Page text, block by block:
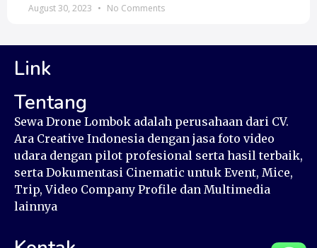
August 30, 2023 No Comments
Link
Tentang
Sewa Drone Lombok adalah perusahaan dari CV.
Ara Creative Indonesia dengan jasa foto video
udara dengan pilot profesional serta hasil terbaik,
serta Dokumentasi Cinematic untuk Event, Mice,
Trip, Video Company Profile dan Multimedia
lainnya